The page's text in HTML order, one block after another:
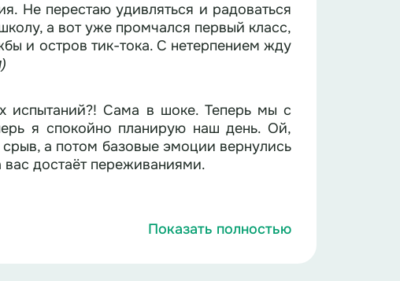
Не перестаю удивляться и радоваться
а вот уже промчался первый класс,
и остров тик-тока. С нетерпением жду
испытаний?! Сама в шоке. Теперь мы с
я спокойно планирую наш день. Ой,
а потом базовые эмоции вернулись
достаёт переживаниями.
домашки, плюс разные уроки, не все
может чаю? Тревожность успокаивается)
Показать полностью